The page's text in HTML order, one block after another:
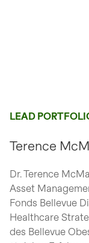
LEAD
Terence
Dr. Terence
Asset
Fonds Bellevue
Healthcare
des Bellevue